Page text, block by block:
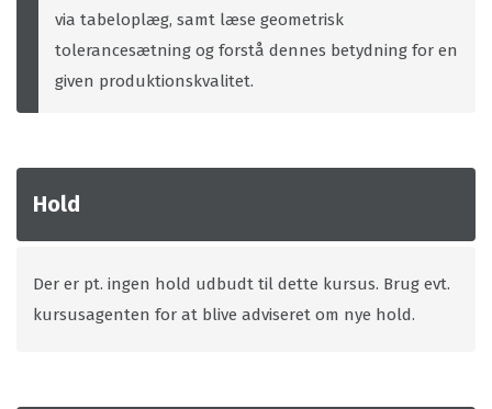
via tabeloplæg, samt læse geometrisk
tolerancesætning og forstå dennes betydning for en
given produktionskvalitet.
Hold
Der er pt. ingen hold udbudt til dette kursus. Brug evt.
kursusagenten for at blive adviseret om nye hold.